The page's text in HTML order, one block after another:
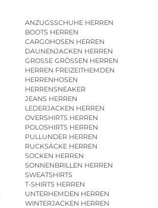
ANZUGSSCHUHE HERREN
BOOTS HERREN
CARGOHOSEN HERREN
DAUNENJACKEN HERREN
GROSSE GRÖSSEN HERREN
HERREN FREIZEITHEMDEN
HERRENHOSEN
HERRENSNEAKER
JEANS HERREN
LEDERJACKEN HERREN
OVERSHIRTS HERREN
POLOSHIRTS HERREN
PULLUNDER HERREN
RUCKSÄCKE HERREN
SOCKEN HERREN
SONNENBRILLEN HERREN
SWEATSHIRTS
T-SHIRTS HERREN
UNTERHEMDEN HERREN
WINTERJACKEN HERREN